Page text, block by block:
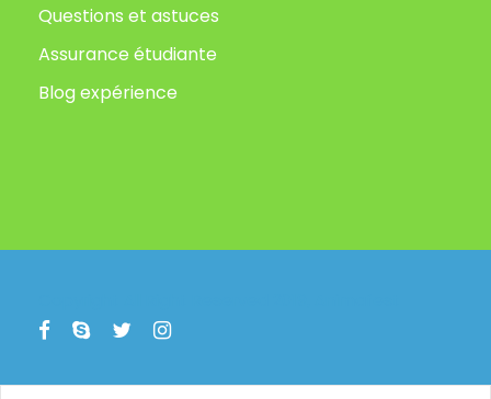
Questions et astuces
Assurance étudiante
Blog expérience